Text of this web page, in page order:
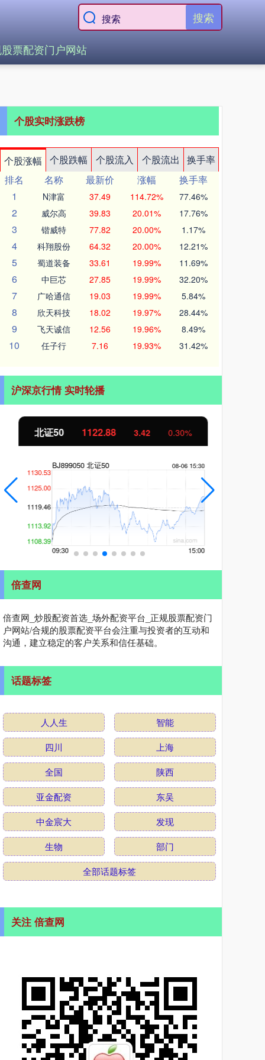
搜索
票配资门户网站
个股实时涨跌榜
个股涨幅 个股跌幅 个股流入 个股流出
换手率
排名
名称 最新价 涨幅
换手率
1
N津富 37.49 114.72% 77.46%
2 威尔高 39.83 20.01% 17.76%
3 锴威特 77.82 20.00% 1.17%
4 科翔股份 64.32 20.00% 12.21%
5 蜀道装备 33.61 19.99% 11.69%
6 中巨芯 27.85 19.99% 32.20%
7 广哈通信 19.03 19.99% 5.84%
8 欣天科技 18.02 19.97% 28.44%
9 飞天诚信 12.56 19.96% 8.49%
10 任子行 7.16 19.93% 31.42%
沪深京行情 实时轮播
北证50 1122.88 3.42 0.30%
倍查网
倍查网_炒股配资首选_场外配资平台_正规股票配资门
户网站/合规的股票配资平台会注重与投资者的互动和
沟通，建立稳定的客户关系和信任基础。
话题标签
人人生
智能
四川
上海
全国
陕西
亚金配资
东吴
中金宸大
发现
生物
部门
全部话题标签
关注 倍查网